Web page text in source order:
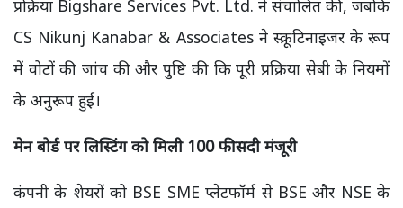
प्रक्रिया Bigshare Services Pvt. Ltd. ने संचालित की, जबकि
CS Nikunj Kanabar & Associates ने स्क्रूटिनाइजर के रूप
में वोटों की जांच की और पुष्टि की कि पूरी प्रक्रिया सेबी के नियमों
के अनुरूप हुई।
मेन बोर्ड पर लिस्टिंग को मिली 100 फीसदी मंजूरी
कंपनी के शेयरों को BSE SME प्लेटफॉर्म से BSE और NSE के